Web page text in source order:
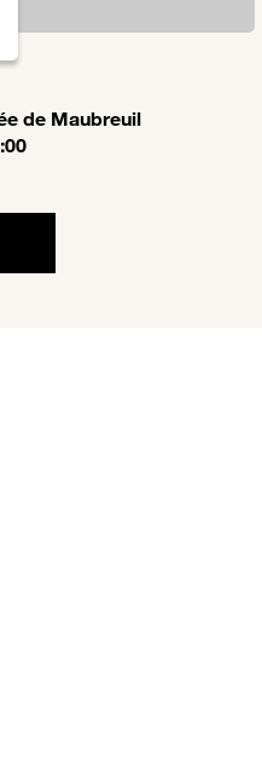
de Maubreuil